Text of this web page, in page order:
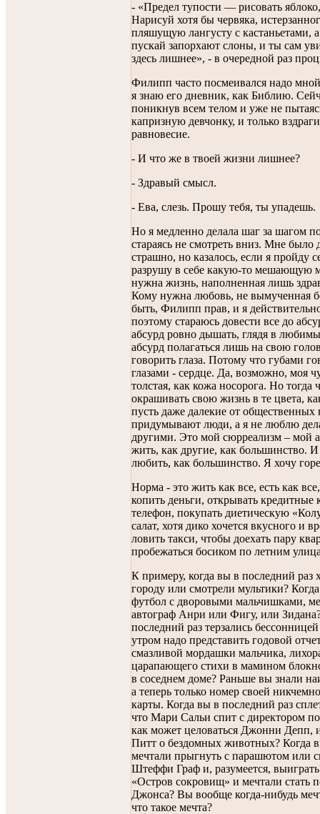
- «Предел тупости — рисовать
Нарисуй хотя бы червяка,
пляшущую лангусту с кастаньетами,
пускай запорхают слоны, и ты сам
здесь лишнее», - в очередной раз
Филипп часто посмеивался надо мной
я знаю его дневник, как Библию.
поникнув всем телом и уже не
капризную девчонку, и только
равновесие.
- И что же в твоей жизни лишнее?
- Здравый смысл.
- Ева, слезь. Прошу тебя, ты упадешь.
Но я медленно делала шаг за шагом
стараясь не смотреть вниз. Мне было
страшно, но казалось, если я пройду
разрушу в себе какую-то мешающую
нужна жизнь, наполненная лишь
Кому нужна любовь, не вымученная
быть, Филипп прав, и я
поэтому стараюсь довести все до
абсурд ровно дышать, глядя в
абсурд полагаться лишь на свою
говорить глаза. Потому что губами
глазами - сердце. Да, возможно, моя
толстая, как кожа носорога. Но тогда
окрашивать свою жизнь в те цвета,
пусть даже далекие от
придумывают люди, а я не люблю
другими. Это мой сюрреализм – мой
жить, как другие, как большинство.
любить, как большинство. Я хочу
Норма - это жить как все, есть как
копить деньги, открывать кредитные
телефон, покупать диетическую
салат, хотя дико хочется вкусного и
ловить такси, чтобы доехать пару
пробежаться босиком по летним
К примеру, когда вы в последний раз
городу или смотрели мультики?
футбол с дворовыми мальчишками,
автограф Анри или Фигу, или
последний раз терзались
утром надо представить годовой
смазливой мордашки мальчика,
царапающего стихи в мамином
в соседнем доме? Раньше вы знали
а теперь только номер своей
карты. Когда вы в последний раз
что Мари Сальи спит с директором
как может целоваться Джонни Депп,
Питт о бездомных животных? Когда
мечтали прыгнуть с парашютом или
Штеффи Граф и, разумеется,
«Остров сокровищ» и мечтали стать
Джонса? Вы вообще когда-нибудь
что такое мечта?